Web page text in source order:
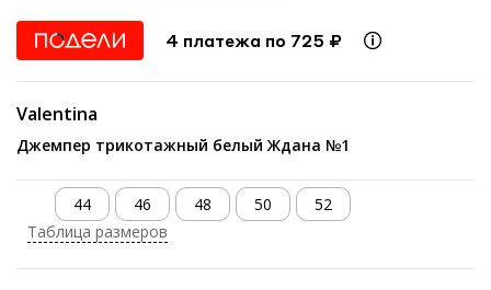
4 платежа по 725 ₽
Valentina
Джемпер трикотажный белый Ждана №1
44 46 48 50
52
Таблица размеров